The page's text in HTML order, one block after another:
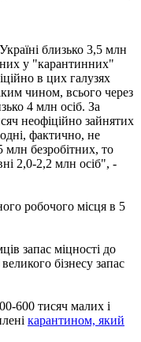
близько 3,5 млн
них у "карантинних"
в цих галузях
чином, всього через
4 млн осіб. За
неофіційно зайнятих
фактично, не
безробітних, то
2,0-2,2 млн осіб", -
робочого місця в 5
запас міцності до
бізнесу запас
600 тисяч малих і
карантином, який